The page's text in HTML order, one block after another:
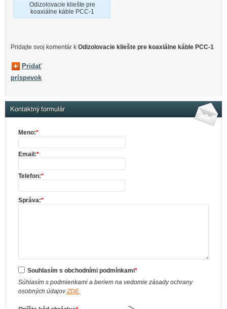
Odizolovacie kliešte pre
koaxiálne káble PCC-1
Pridajte svoj ​​komentár k Odizolovacie kliešte pre koaxiálne káble PCC-1
Pridať
príspevok
Kontaktný formulár
Meno:*
Email:*
Telefon:*
Správa:*
Souhlasím s obchodními podmínkami*
Súhlasím s podmienkami a beriem na vedomie zásady ochrany
osobných údajovZDE